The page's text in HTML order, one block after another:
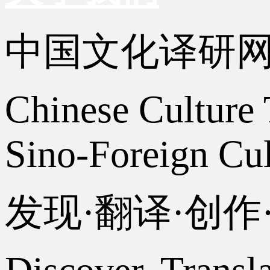
中国文化译研
Chinese
Sino-Foreign
发现·翻译·创